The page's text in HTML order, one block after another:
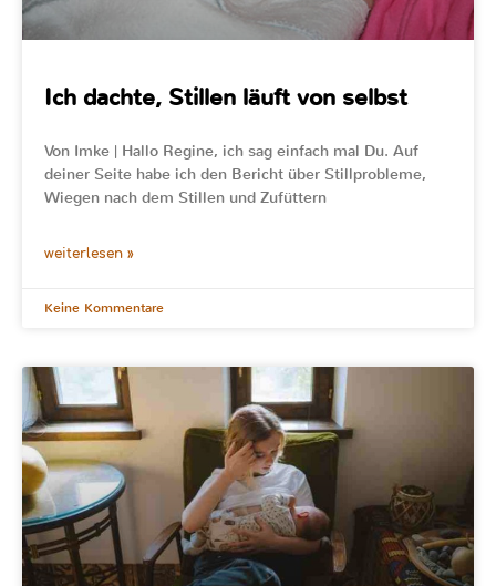
Ich dachte, Stillen läuft von selbst
Von Imke | Hallo Regine, ich sag einfach mal Du. Auf
deiner Seite habe ich den Bericht über Stillprobleme,
Wiegen nach dem Stillen und Zufüttern
weiterlesen »
Keine Kommentare